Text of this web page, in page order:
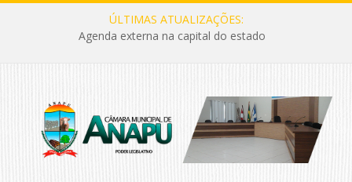
ÚLTIMAS ATUALIZAÇÕES:
Agenda externa na capital do estado